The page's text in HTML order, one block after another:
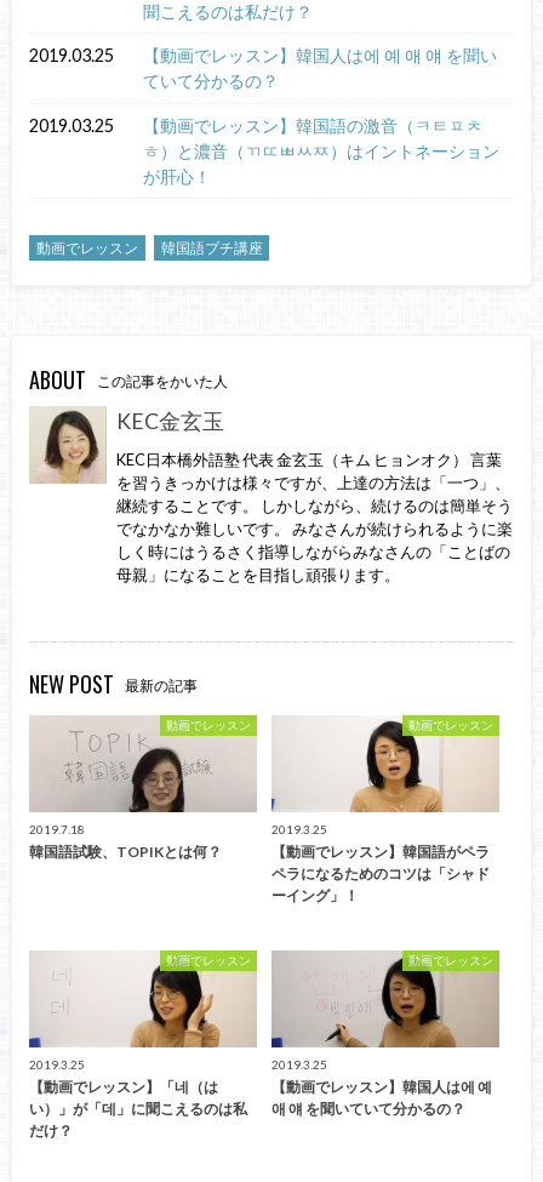
聞こえるのは私だけ？
2019.03.25
【動画でレッスン】韓国人は에 예 애 얘 を聞い
ていて分かるの？
2019.03.25
【動画でレッスン】韓国語の激音（ㅋㅌㅍㅊ
ㅎ）と濃音（ㄲㄸㅃㅆㅉ）はイントネーション
が肝心！
動画でレッスン 韓国語プチ講座
ABOUT この記事をかいた人
KEC金玄玉
KEC日本橋外語塾 代表 金玄玉（キム ヒョンオク） 言葉
を習うきっかけは様々ですが、上達の方法は「一つ」、
継続することです。 しかしながら、続けるのは簡単そう
でなかなか難しいです。 みなさんが続けられるように楽
しく時にはうるさく指導しながらみなさんの「ことばの
母親」になることを目指し頑張ります。
NEW POST 最新の記事
動画でレッスン
2019.7.18
韓国語試験、TOPIKとは何？
動画でレッスン
2019.3.25
【動画でレッスン】韓国語がペラ
ペラになるためのコツは「シャド
ーイング」！
動画でレッスン
2019.3.25
【動画でレッスン】「네（は
い）」が「데」に聞こえるのは私
だけ？
動画でレッスン
2019.3.25
【動画でレッスン】韓国人は에 예
애 얘 を聞いていて分かるの？